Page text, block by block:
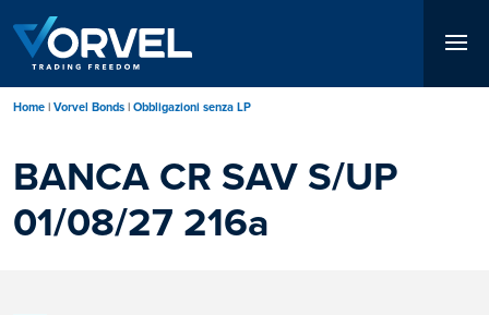
contenuto
principale
Home Vorvel Bonds Obbligazioni senza LP
BANCA CR SAV S/UP
01/08/27 216a